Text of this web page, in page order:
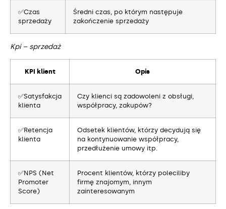
✅Czas
sprzedaży
Średni czas, po którym następuje
zakończenie sprzedaży
Kpi – sprzedaż
KPI klient Opis
✅Satysfakcja
klienta
Czy klienci są zadowoleni z obsługi,
współpracy, zakupów?
✅Retencja
klienta
Odsetek klientów, którzy decydują się
na kontynuowanie współpracy,
przedłużenie umowy itp.
✅NPS (Net
Promoter
Score)
Procent klientów, którzy poleciliby
firmę znajomym, innym
zainteresowanym